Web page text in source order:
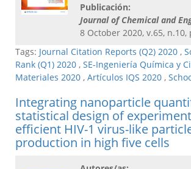
Publicación:
Journal of Chemical and
8 October 2020, v.65, n.10,
Tags: Journal Citation Reports (Q2) 2020 ,
Rank (Q1) 2020 , SE-Ingeniería Química y
Materiales 2020 , Artículos IQS 2020 ,
Integrating nanoparticle
statistical design of
efficient HIV-1 virus-like
production in high five cells